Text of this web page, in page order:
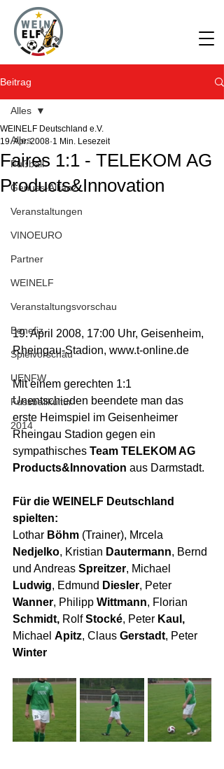
Beitrag
Alles
Fußball
Genuss-Allianz
Veranstaltungen
VINOEURO
Partner
WEINELF
Veranstaltungsvorschau
Benefiz
Spielvorschau
UENFW
Fussballkultur
2014
Alles
Faires 1:1 - TELEKOM AG
Products&Innovation
WEINELF Deutschland e.V.
19. Apr. 2008 1 Min. Lesezeit
19. April 2008, 17:00 Uhr, Geisenheim,
Rheingau-Stadion, www.t-online.de
Mit einem gerechten 1:1
Unentschieden beendete man das
erste Heimspiel im Geisenheimer
Rheingau Stadion gegen ein
sympathisches Team TELEKOM AG
Products&Innovation aus Darmstadt.
Für die WEINELF Deutschland
spielten:
Lothar Böhm (Trainer), Mrcela
Nedjelko, Kristian Dautermann, Bernd
und Andreas Spreitzer, Michael
Ludwig, Edmund Diesler, Peter
Wanner, Philipp Wittmann, Florian
Schmidt, Rolf Stocké, Peter Kaul,
Michael Apitz, Claus Gerstadt, Peter
Winter